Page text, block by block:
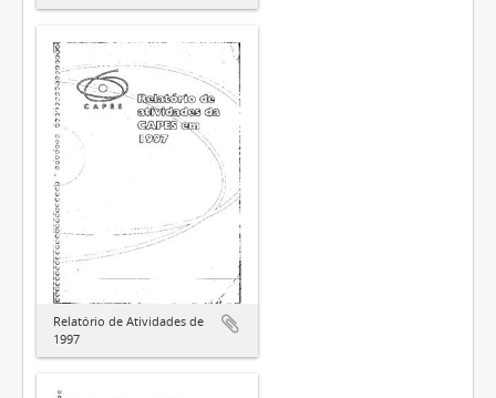
Relatório de Atividades de
1997